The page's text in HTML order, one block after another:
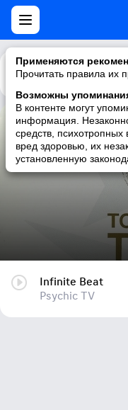
Применяются
Прочитать правила их
Возможны
В контенте могут
информация.
средств,
вред здоровью, их
установленную
Каталог
Infinite Beat
Psychic TV
Infinite Beat
Psychic TV